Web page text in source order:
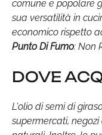
comune e popolare
sua versatilità in
economico rispetto
Punto Di Fumo: Non
DOVE
L'olio di semi di
supermercati,